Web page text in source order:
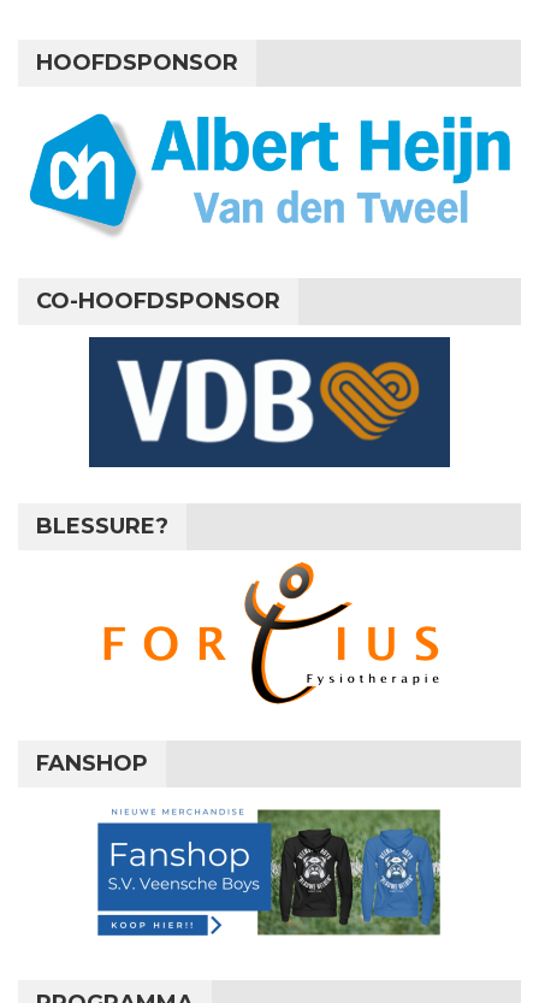
HOOFDSPONSOR
CO-HOOFDSPONSOR
BLESSURE?
FANSHOP